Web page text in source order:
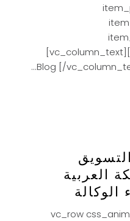
item_padding_480="5%"][vc_column_text]
Blog [/
العربية
[vc_row